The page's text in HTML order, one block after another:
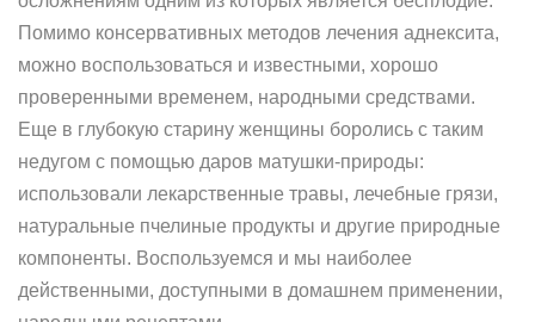
Помимо консервативных методов лечения аднексита,
можно воспользоваться и известными, хорошо
проверенными временем, народными средствами.
Еще в глубокую старину женщины боролись с таким
недугом с помощью даров матушки-природы:
использовали лекарственные травы, лечебные грязи,
натуральные пчелиные продукты и другие природные
компоненты. Воспользуемся и мы наиболее
действенными, доступными в домашнем применении,